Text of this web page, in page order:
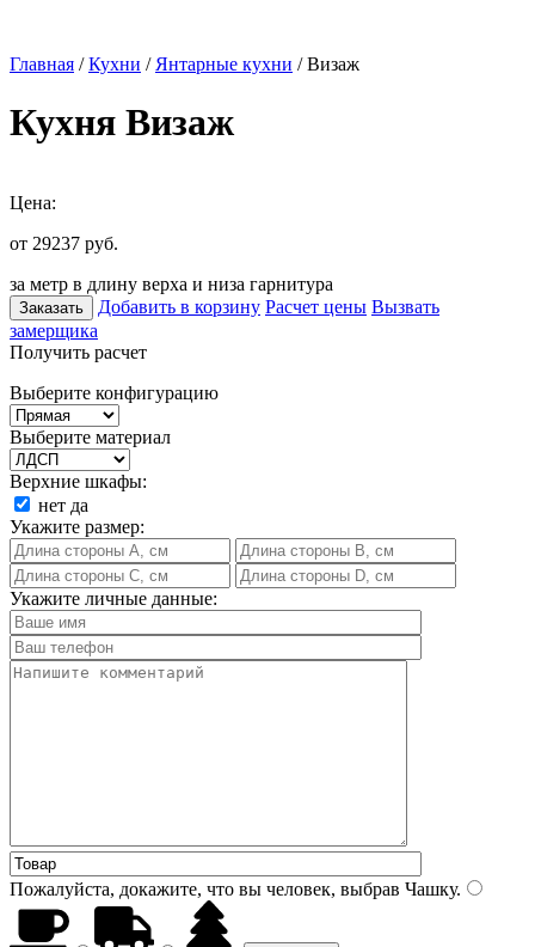
Главная /Кухни / Янтарные кухни / Визаж
Кухня Визаж
Цена:
от 29237 руб.
за метр в длину верха и низа гарнитура
Заказать Добавить в корзину Расчет цены Вызвать
замерщика
Получить расчет
Выберите конфигурацию
Выберите материал
Верхние шкафы:
нет да
Укажите размер:
Укажите личные данные:
Пожалуйста, докажите, что вы человек, выбрав Чашку.